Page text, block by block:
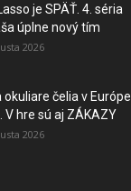
je SPÄŤ. 4. séria
úplne nový tím
2026
okuliare čelia v Európe
V hre sú aj ZÁKAZY
2026